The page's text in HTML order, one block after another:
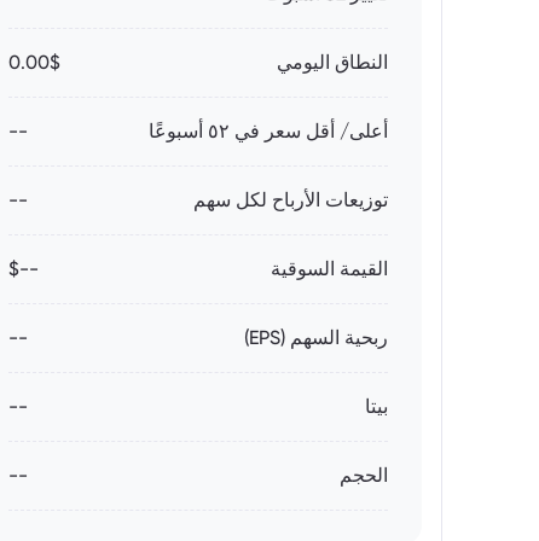
النطاق اليومي 0.00$
أعلى/ أقل سعر في ٥٢ أسبوعًا --
توزيعات الأرباح لكل سهم --
القيمة السوقية --$
ربحية السهم (EPS) --
بيتا --
الحجم --